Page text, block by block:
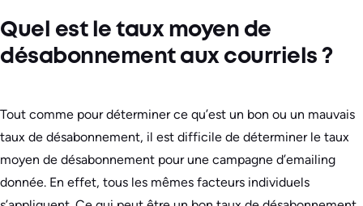
Quel est le taux moyen de
désabonnement aux courriels ?
Tout comme pour déterminer ce qu’est un bon ou un mauvais
taux de désabonnement, il est difficile de déterminer le taux
moyen de désabonnement pour une campagne d’emailing
donnée. En effet, tous les mêmes facteurs individuels